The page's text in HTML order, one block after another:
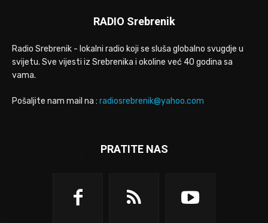
RADIO Srebrenik
Radio Srebrenik - lokalni radio koji se sluša globalno svugdje u
svijetu. Sve vijesti iz Srebrenika i okoline već 40 godina sa
vama.
Pošaljite nam mail na : radiosrebrenik@yahoo.com
PRATITE NAS